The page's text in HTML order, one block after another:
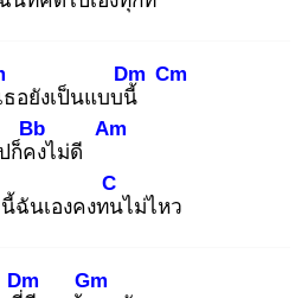
ธอยังเป็นแบบนี้
Dm Cm
ก็คง
Bb
ไม่ดี
Am
ฉันเองคงทน
C
ไม่ไหว
Dm
Gm